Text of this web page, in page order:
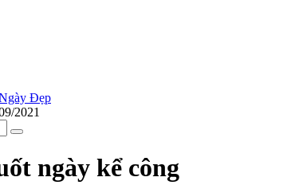
Đẹp
2021
ngày kể công